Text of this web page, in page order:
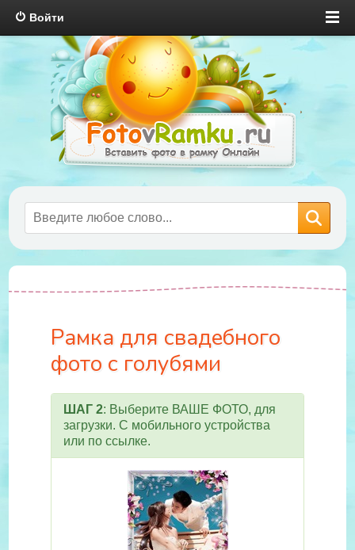
Войти
Рамка для свадебного
фото с голубями
ШАГ 2: Выберите ВАШЕ ФОТО, для
загрузки. С мобильного устройства
или по ссылке.